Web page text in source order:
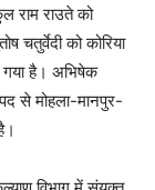
राम राउते को
चतुर्वेदी को कोरिया
गया है। अभिषेक
से मोहला-मानपुर-